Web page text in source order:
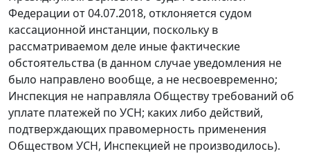
Федерации от 04.07.2018, отклоняется судом
кассационной инстанции, поскольку в
рассматриваемом деле иные фактические
обстоятельства (в данном случае уведомления не
было направлено вообще, а не несвоевременно;
Инспекция не направляла Обществу требований об
уплате платежей по УСН; каких либо действий,
подтверждающих правомерность применения
Обществом УСН, Инспекцией не производилось).